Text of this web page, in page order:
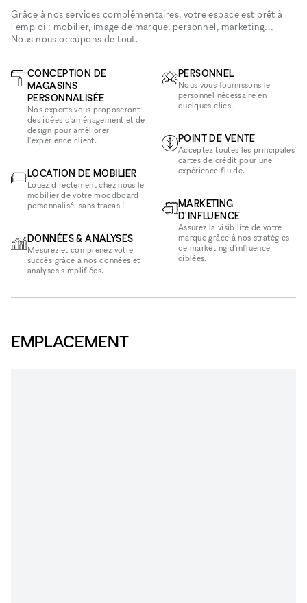
Grâce à nos services complémentaires, votre espace est prêt à
l'emploi : mobilier, image de marque, personnel, marketing...
Nous nous occupons de tout.
CONCEPTION DE
MAGASINS
PERSONNALISÉE
Nos experts vous proposeront
des idées d'aménagement et de
design pour améliorer
l'expérience client.
LOCATION DE MOBILIER
Louez directement chez nous le
mobilier de votre moodboard
personnalisé, sans tracas !
DONNÉES & ANALYSES
Mesurez et comprenez votre
succès grâce à nos données et
analyses simplifiées.
PERSONNEL
Nous vous fournissons le
personnel nécessaire en
quelques clics.
POINT DE VENTE
Acceptez toutes les principales
cartes de crédit pour une
expérience fluide.
MARKETING
D'INFLUENCE
Assurez la visibilité de votre
marque grâce à nos stratégies
de marketing d'influence
ciblées.
EMPLACEMENT